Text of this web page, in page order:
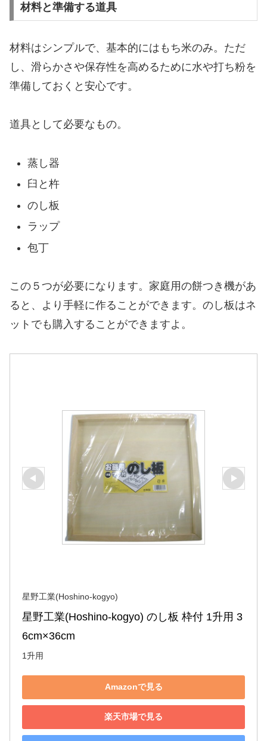
材料と準備する道具
材料はシンプルで、基本的にはもち米のみ。ただ
し、滑らかさや保存性を高めるために水や打ち粉を
準備しておくと安心です。
道具として必要なもの。
蒸し器
臼と杵
のし板
ラップ
包丁
この５つが必要になります。家庭用の餅つき機があ
ると、より手軽に作ることができます。のし板はネ
ットでも購入することができますよ。
星野工業(Hoshino-kogyo)
星野工業(Hoshino-kogyo) のし板 枠付 1升用 3
6cm×36cm
1升用
Amazonで見る
楽天市場で見る